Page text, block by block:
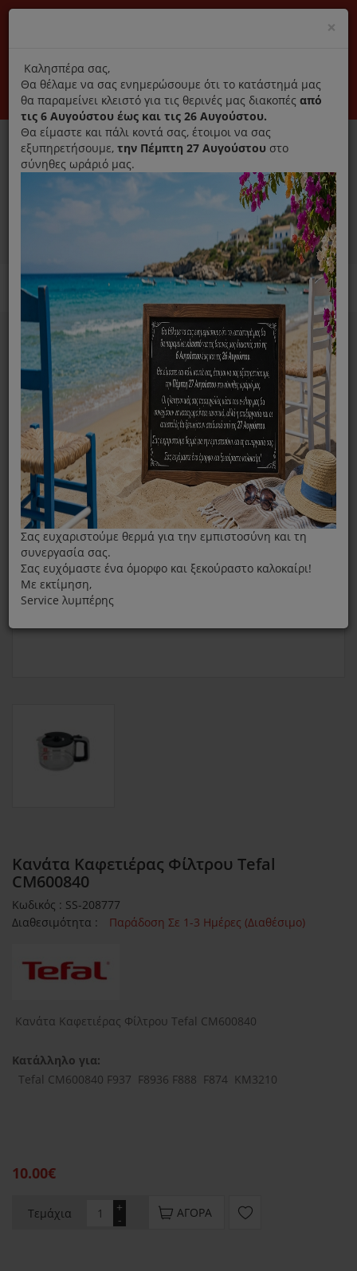
Αποκλειστικά γνήσια ανταλλακτικά
Σύνδεση Εγγραφή Εταιρεία Επικοινωνία
0
Ανταλλακτικά ηλεκτρικών συσκευών MENU
Home
Παρασκευή Καφέ Και Ροφημάτων
Καφετιέρα
Κανάτα
Κανάτα Καφετιέρας Φίλτρου Tefal CM600840
Κανάτα Καφετιέρας Φίλτρου Tefal
CM600840
Κωδικός : SS-208777
Διαθεσιμότητα :
Παράδοση Σε 1-3 Ημέρες (Διαθέσιμο)
Κανάτα Καφετιέρας Φίλτρου Tefal CM600840
Κατάλληλο για:
Tefal CM600840 F937 F8936 F888 F874 KM3210
10.00€
Τεμάχια -
+ ΑΓΟΡΆ
×
title
Καλησπέρα σας,
Θα θέλαμε να σας ενημερώσουμε ότι το κατάστημά μας
θα παραμείνει κλειστό για τις θερινές μας διακοπές από
τις 6 Αυγούστου έως και τις 26 Αυγούστου.
Θα είμαστε και πάλι κοντά σας, έτοιμοι να σας
εξυπηρετήσουμε, την Πέμπτη 27 Αυγούστου στο
σύνηθες ωράριό μας.
Σας ευχαριστούμε θερμά για την εμπιστοσύνη και τη
συνεργασία σας.
Σας ευχόμαστε ένα όμορφο και ξεκούραστο καλοκαίρι!
Με εκτίμηση,
Service λυμπέρης